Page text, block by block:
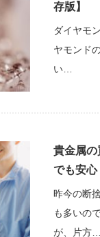
存版】
ダイヤモ
ヤモンド
い…
貴金属の
でも安心
昨今の断
も多いの
が、片方…